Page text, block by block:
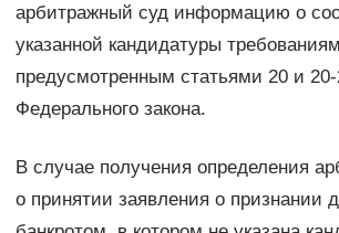
арбитражный суд информацию о
указанной кандидатуры
предусмотренным статьями 20 и
Федерального закона.
В случае получения определения
о принятии заявления о признании